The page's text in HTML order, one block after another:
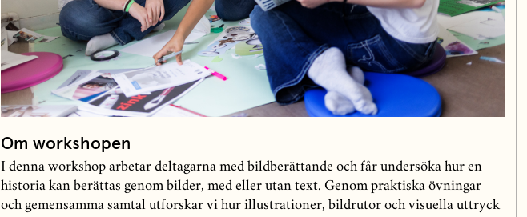
Om workshopen
I denna workshop arbetar deltagarna med bildberättande och får undersöka hur en
historia kan berättas genom bilder, med eller utan text. Genom praktiska övningar
och gemensamma samtal utforskar vi hur illustrationer, bildrutor och visuella uttryck